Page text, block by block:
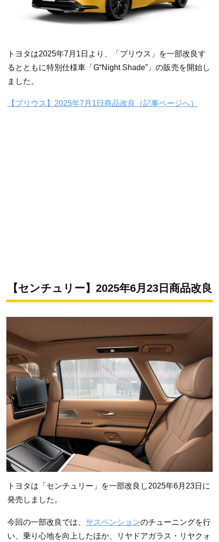
トヨタは2025年7月1日より、「プリウス」を一部改良す
るとともに特別仕様車「G“Night Shade”」の販売を開始し
ました。
【プリウス】2025年7月1日商品改良（記事ページへ）
【センチュリー】2025年6月23日商品改良
トヨタは「センチュリー」を一部改良し2025年6月23日に
発売しました。
今回の一部改良では、 サスペンションのチューニングを行
い、乗り心地を向上したほか、リヤドアガラス・リヤクォ